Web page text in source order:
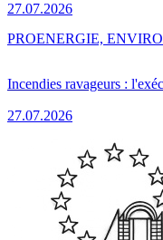
27.07.2026
Incendies ravageurs :
27.07.2026
PROENERGIE,